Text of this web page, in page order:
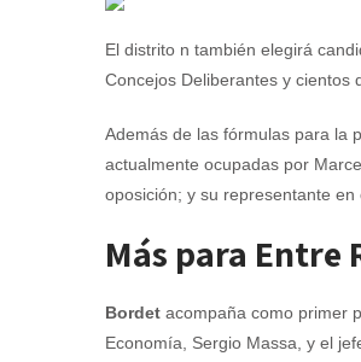
El distrito n también elegirá
Concejos Deliberantes y cientos
Además de las fórmulas para la
actualmente ocupadas por
oposición; y su representante
Más para Entre
Bordet acompaña como primer
Economía, Sergio Massa, y el